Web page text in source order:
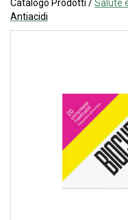
Catalogo Prodotti /Salute
Antiacidi